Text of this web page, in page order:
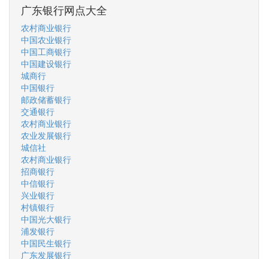
广东银行网点大全
农村商业银行
中国农业银行
中国工商银行
中国建设银行
城商行
中国银行
邮政储蓄银行
交通银行
农村商业银行
农业发展银行
城信社
农村商业银行
招商银行
中信银行
兴业银行
村镇银行
中国光大银行
浦发银行
中国民生银行
广东发展银行